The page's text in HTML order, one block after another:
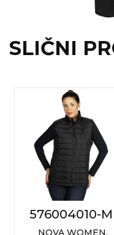
SLIČNI
576004010-M
NOVA WOMEN,